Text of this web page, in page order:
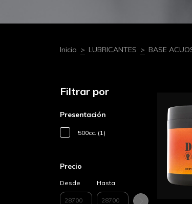
Inicio > LUBRICANTES > BASE
Filtrar por
Presentación
500cc. (1)
Precio
Desde Hasta